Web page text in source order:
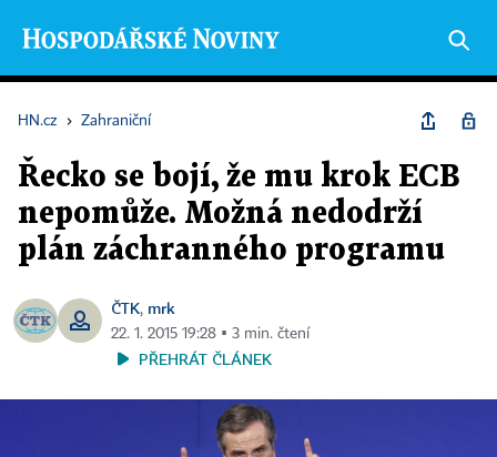
HN.cz › Zahraniční
Řecko se bojí, že mu krok ECB
nepomůže. Možná nedodrží
plán záchranného programu
ČTK, mrk
22. 1. 2015 19:28 ▪ 3 min. čtení
PŘEHRÁT ČLÁNEK